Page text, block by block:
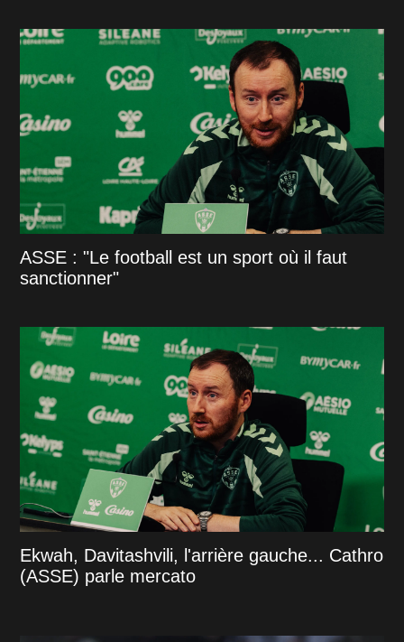
ASSE : "Le football est un sport où il faut
sanctionner"
Ekwah, Davitashvili, l'arrière gauche... Cathro
(ASSE) parle mercato